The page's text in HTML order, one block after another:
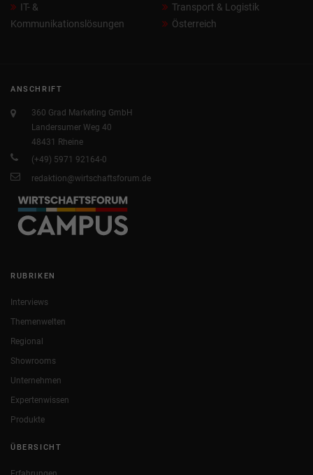
IT- &
Kommunikationslösungen
Transport & Logistik
Österreich
ANSCHRIFT
360 Grad Marketing GmbH
Landersumer Weg 40
48431 Rheine
(+49) 5971 92164-0
redaktion@wirtschaftsforum.de
RUBRIKEN
Interviews
Themenwelten
Regional
Showrooms
Unternehmen
Expertenwissen
Produkte
ÜBERSICHT